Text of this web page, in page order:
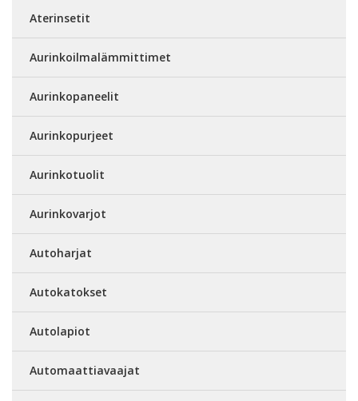
Aterinsetit
Aurinkoilmalämmittimet
Aurinkopaneelit
Aurinkopurjeet
Aurinkotuolit
Aurinkovarjot
Autoharjat
Autokatokset
Autolapiot
Automaattiavaajat